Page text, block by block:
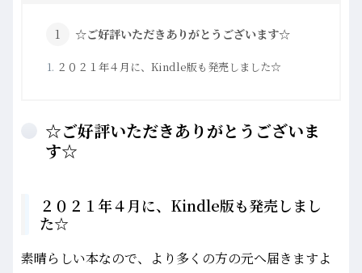
☆ご好評いただきありがとうございます☆
２０２１年４月に、Kindle版も発売しました☆
☆ご好評いただきありがとうございま
す☆
２０２１年４月に、Kindle版も発売しまし
た☆
素晴らしい本なので、より多くの方の元へ届きますよ